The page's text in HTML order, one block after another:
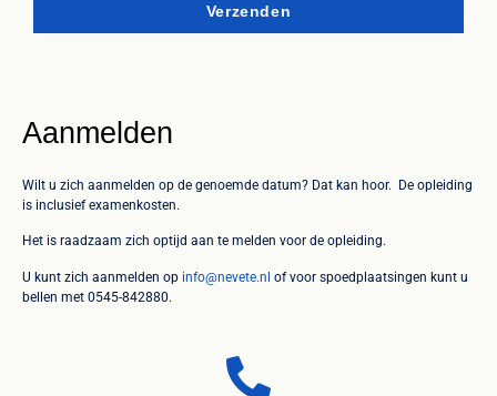
Aanmelden
Wilt u zich aanmelden op de genoemde datum? Dat kan hoor. De opleiding
is inclusief examenkosten.
Het is raadzaam zich optijd aan te melden voor de opleiding.
U kunt zich aanmelden op info@nevete.nl of voor spoedplaatsingen kunt u
bellen met 0545-842880.
Verzenden